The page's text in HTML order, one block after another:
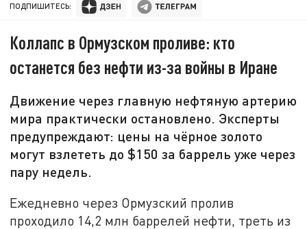
ПОДПИШИТЕСЬ:
Коллапс в Ормузском проливе: кто
останется без нефти из-за войны в Иране
Движение через главную нефтяную артерию
мира практически остановлено. Эксперты
предупреждают: цены на чёрное золото
могут взлететь до $150 за баррель уже через
пару недель.
Ежедневно через Ормузский пролив
проходило 14,2 млн баррелей нефти, треть из